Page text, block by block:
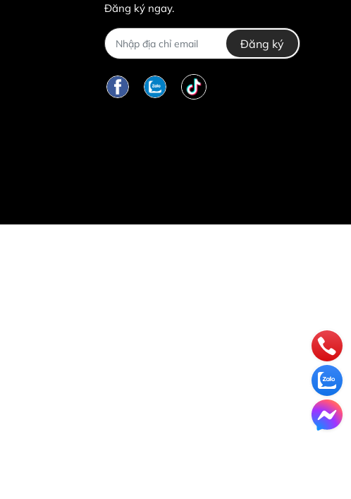
Đăng ký ngay.
Đăng ký